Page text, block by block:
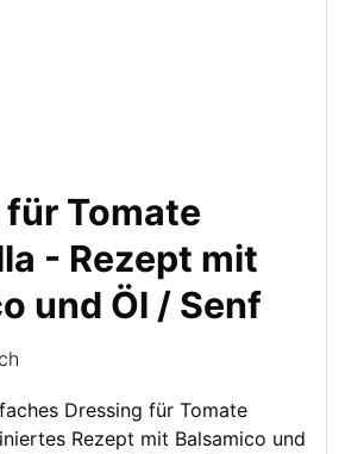
Tomate
- Rezept mit
und Öl / Senf
Dressing für Tomate
Rezept mit Balsamico und